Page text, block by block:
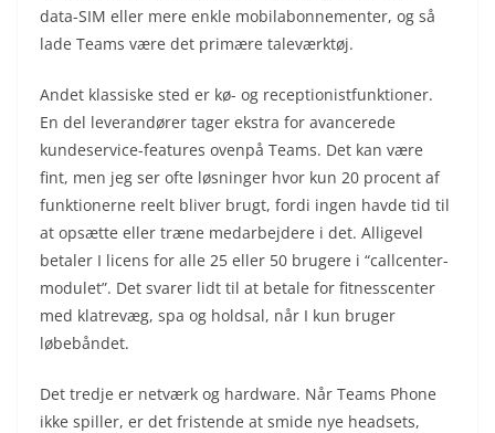
data-SIM eller mere enkle mobilabonnementer, og så
lade Teams være det primære taleværktøj.
Andet klassiske sted er kø- og receptionistfunktioner.
En del leverandører tager ekstra for avancerede
kundeservice-features ovenpå Teams. Det kan være
fint, men jeg ser ofte løsninger hvor kun 20 procent af
funktionerne reelt bliver brugt, fordi ingen havde tid til
at opsætte eller træne medarbejdere i det. Alligevel
betaler I licens for alle 25 eller 50 brugere i “callcenter-
modulet”. Det svarer lidt til at betale for fitnesscenter
med klatrevæg, spa og holdsal, når I kun bruger
løbebåndet.
Det tredje er netværk og hardware. Når Teams Phone
ikke spiller, er det fristende at smide nye headsets,